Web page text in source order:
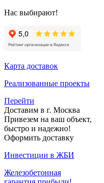
Нас выбирают!
Карта доставок
Реализованные проекты
Перейти
Доставим в г. Москва
Привезем на ваш объект,
быстро и надежно!
Оформить доставку
Инвестиции в ЖБИ
Железобетонная